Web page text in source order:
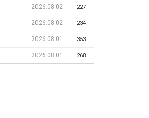
2026.08.02 227
2026.08.02 234
2026.08.01 353
2026.08.01 268